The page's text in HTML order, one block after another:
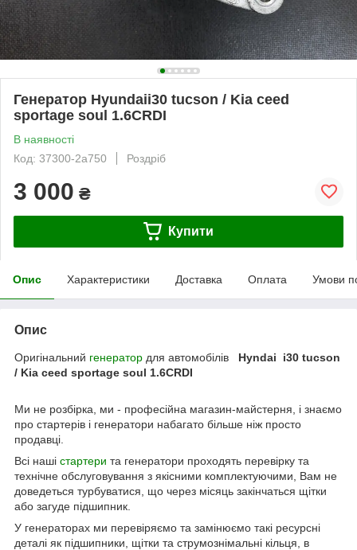
Генератор Hyundaii30 tucson / Kia ceed
sportage soul 1.6CRDI
В наявності
Код: 37300-2a750
Роздріб
3 000 ₴
Купити
Опис Характеристики Доставка Оплата Умови
Опис
Оригінальний генератор для автомобілів Hyndai i30 tucson
/ Kia ceed sportage soul 1.6CRDI
Ми не розбірка, ми - професійна магазин-майстерня, і знаємо
про стартерів і генератори набагато більше ніж просто
продавці.
Всі наші стартери та генератори проходять перевірку та
технічне обслуговування з якісними комплектуючими, Вам не
доведеться турбуватися, що через місяць закінчаться щітки
або загуде підшипник.
У генераторах ми перевіряємо та замінюємо такі ресурсні
деталі як підшипники, щітки та струмознімальні кільця, в